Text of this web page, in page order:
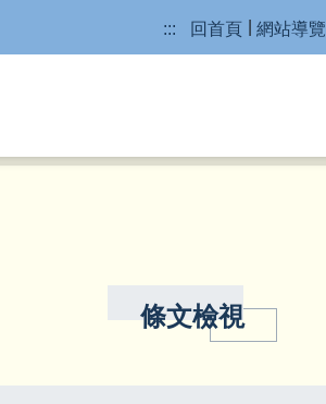
:::
回首頁 網站導覽
條文檢視